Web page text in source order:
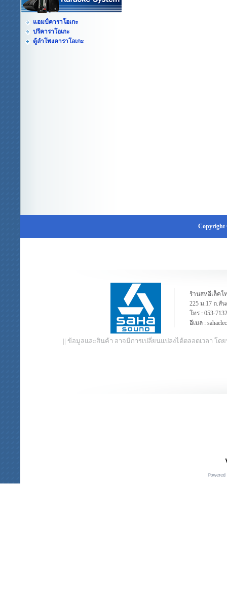
แอมป์คาราโอเกะ
ปรีคาราโอเกะ
ตู้ลำโพงคาราโอเกะ
Copyright
ร้านสหอีเล็คโ
225 ม.17 ถ.สั
โทร : 053-
อีเมล :
|| ข้อมูลและสินค้า อาจมีการเปลี่ยนแปลงได้ตลอดเวลา โ